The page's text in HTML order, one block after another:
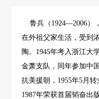
鲁兵（1924—2006）
在外祖父家生活，受到
陶。1945年考入浙江大
金萧支队，同年参加中
抗美援朝，1955年5月
1987年荣获首届韬奋出